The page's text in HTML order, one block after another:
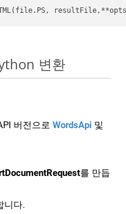
변환
버전으로 WordsApi 및
를 만듭
니다.